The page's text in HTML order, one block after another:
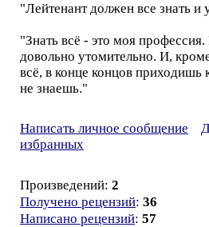
"Лейтенант должен все знать и
"Знать всё - это моя профессия.
довольно утомительно. И,
всё, в конце концов приходишь
не знаешь."
Написать личное сообщение
избранных
Произведений: 2
Получено рецензий: 36
Написано рецензий: 57